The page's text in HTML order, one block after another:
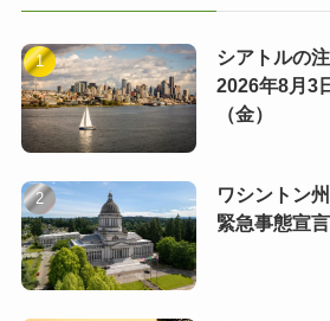
シアトルの
2026年8月3
（金）
ワシントン
緊急事態宣